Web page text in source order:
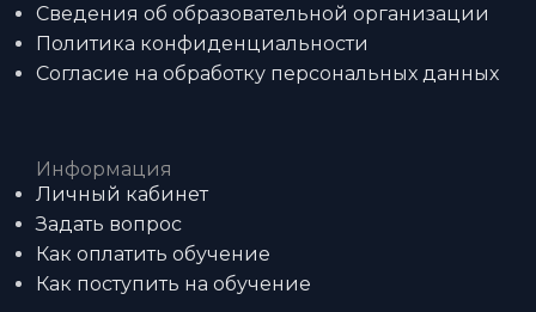
Сведения об образовательной организации
Политика конфиденциальности
Согласие на обработку персональных данных
Информация
Личный кабинет
Задать вопрос
Как оплатить обучение
Как поступить на обучение